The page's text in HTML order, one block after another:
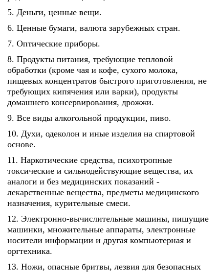
5. Деньги, ценные вещи.
6. Ценные бумаги, валюта зарубежных стран.
7. Оптические приборы.
8. Продукты питания, требующие тепловой
обработки (кроме чая и кофе, сухого молока,
пищевых концентратов быстрого приготовления, не
требующих кипячения или варки), продукты
домашнего консервирования, дрожжи.
9. Все виды алкогольной продукции, пиво.
10. Духи, одеколон и иные изделия на спиртовой
основе.
11. Наркотические средства, психотропные
токсические и сильнодействующие вещества, их
аналоги и без медицинских показаний -
лекарственные вещества, предметы медицинского
назначения, курительные смеси.
12. Электронно-вычислительные машины, пишущие
машинки, множительные аппараты, электронные
носители информации и другая компьютерная и
оргтехника.
13. Ножи, опасные бритвы, лезвия для безопасных